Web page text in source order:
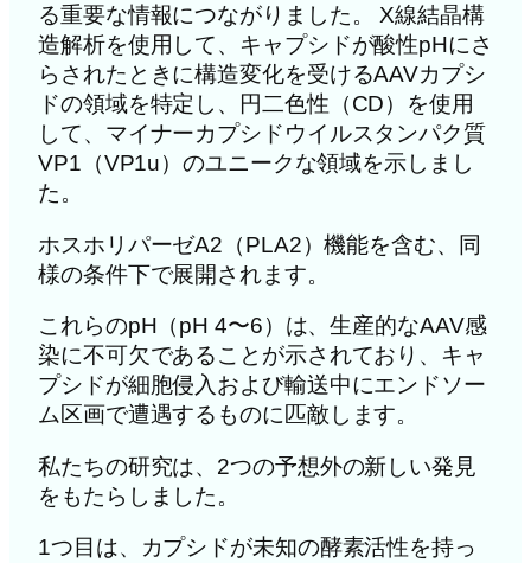
る重要な情報につながりました。 X線結晶構
造解析を使用して、キャプシドが酸性pHにさ
らされたときに構造変化を受けるAAVカプシ
ドの領域を特定し、円二色性（CD）を使用
して、マイナーカプシドウイルスタンパク質
VP1（VP1u）のユニークな領域を示しまし
た。
ホスホリパーゼA2（PLA2）機能を含む、同
様の条件下で展開されます。
これらのpH（pH 4〜6）は、生産的なAAV感
染に不可欠であることが示されており、キャ
プシドが細胞侵入および輸送中にエンドソー
ム区画で遭遇するものに匹敵します。
私たちの研究は、2つの予想外の新しい発見
をもたらしました。
1つ目は、カプシドが未知の酵素活性を持っ